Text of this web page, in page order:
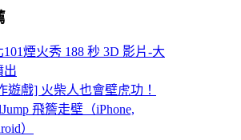
101煙火秀 188 秒 3D 影片-大
出
遊戲] 火柴人也會壁虎功！
飛簷走壁（iPhone,
）